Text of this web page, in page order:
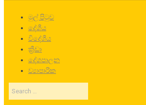
මුල් පිටුව
දේශීය
විදේශීය
ක්‍රීඩා
දේශපාලන
ව්‍යාපාරික
Search
…